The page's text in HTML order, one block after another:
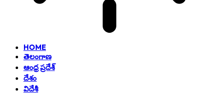
HOME
తెలంగాణ
ఆంధ్ర ప్రదేశ్
దేశం
విదేశీ